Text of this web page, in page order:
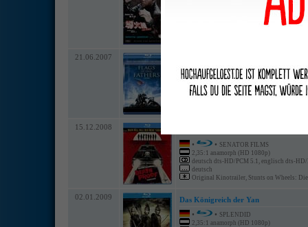
2,35:1 anamorph (HD 1080p)
kantonesisch dts-HD 7.1/PCM 7.1/DD 6.1
21.06.2007
•
• WARNER HOME VIDEO
2,40:1 anamorph (HD 1080p)
deutsch DD 5.1, englisch DD 5.1/PCM 5.1
15.12.2008
•
• SENATOR FILMS
2,35:1 anamorph (HD 1080p)
deutsch dts-HD/PCM 5.1, englisch dts-HD/
deutsch
Original Kinotrailer, Stunts on Wheels: Die
02.01.2009
Das Königreich der Yan
•
• SPLENDID
2,35:1 anamorph (HD 1080p)